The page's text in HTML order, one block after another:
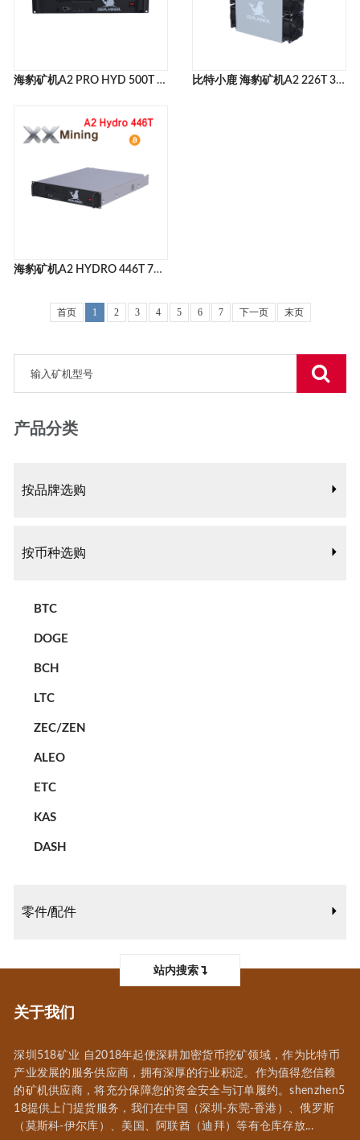
海豹矿机A2 PRO HYD 500T 7450W BITDEER SEALMINER A2 PRO HYD 500T 比特小鹿 海豹矿机A2 226T 3729W BITDEER SEALMINER A2 226T矿机官网
海豹矿机A2 HYDRO 446T 7359W BITDEER SEALMINER A2 HYDRO 446T矿机官网
首页 1 2 3 4 5 6 7 下一页 末页
产品分类
按品牌选购
按币种选购
BTC
DOGE
BCH
LTC
ZEC/ZEN
ALEO
ETC
KAS
DASH
零件/配件
站内搜索
关于我们
深圳518矿业 自2018年起便深耕加密货币挖矿领域，作为比特币
产业发展的服务供应商，拥有深厚的行业积淀。作为值得您信赖
的矿机供应商，将充分保障您的资金安全与订单履约。shenzhen5
18提供上门提货服务，我们在中国（深圳-东莞-香港）、俄罗斯
（莫斯科-伊尔库）、美国、阿联酋（迪拜）等有仓库存放...